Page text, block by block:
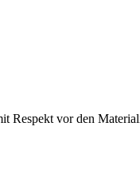
vor den